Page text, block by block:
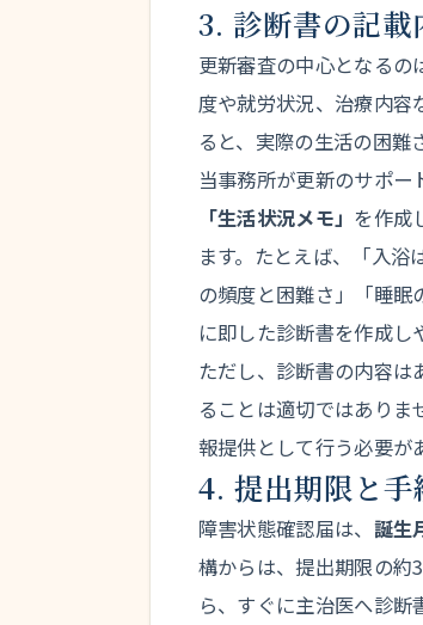
3. 診断書の記載
更新審査の中心となるの
度や就労状況、治療内
ると、実際の生活の困難
当事務所が更新のサポ
「生活状況メモ」 を作成
ます。たとえば、「入
の頻度と困難さ」「睡
に即した診断書を作成し
ただし、診断書の内容は
ることは適切ではあり
報提供として行う必要が
4. 提出期限と手
障害状態確認届は、 誕生
構からは、提出期限の約
ら、すぐに主治医へ診断